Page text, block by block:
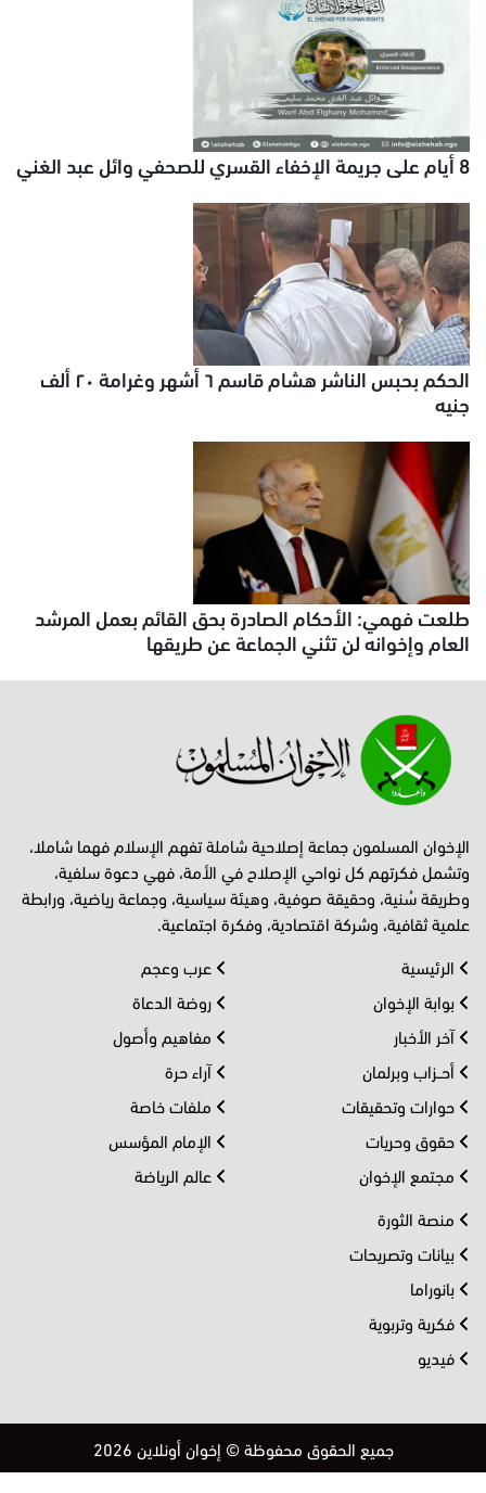
8 أيام على جريمة الإخفاء القسري للصحفي وائل عبد الغني
الحكم بحبس الناشر هشام قاسم ٦ أشهر وغرامة ٢٠ ألف
جنيه
طلعت فهمي: الأحكام الصادرة بحق القائم بعمل المرشد
العام وإخوانه لن تثني الجماعة عن طريقها
الإخوان المسلمون جماعة إصلاحية شاملة تفهم الإسلام فهما شاملا،
وتشمل فكرتهم كل نواحي الإصلاح في الأمة، فهي دعوة سلفية،
وطريقة سُنية، وحقيقة صوفية، وهيئة سياسية، وجماعة رياضية، ورابطة
علمية ثقافية، وشركة اقتصادية، وفكرة اجتماعية.
الرئيسية
بوابة الإخوان
آخر الأخبار
أحــزاب وبرلمان
حوارات وتحقيقات
حقوق وحريات
مجتمع الإخوان
عرب وعجم
روضة الدعاة
مفاهيم وأصول
آراء حرة
ملفات خاصة
الإمام المؤسس
عالم الرياضة
منصة الثورة
بيانات وتصريحات
بانوراما
فكرية وتربوية
فيديو
جميع الحقوق محفوظة © إخوان أونلاين 2026